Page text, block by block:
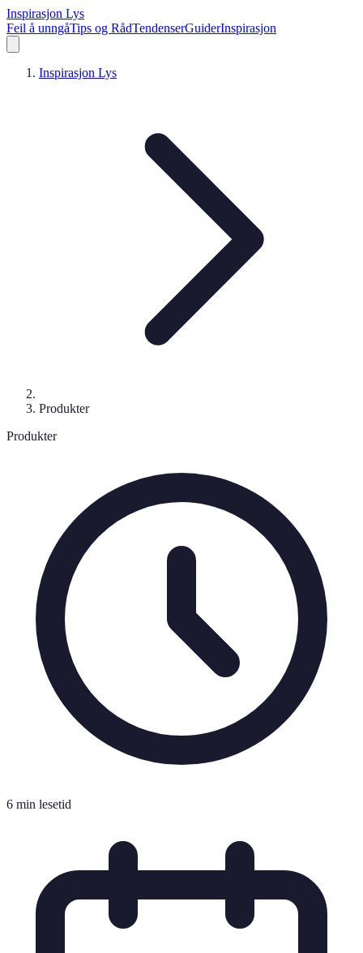
Inspirasjon Lys
Feil å unngåTips og RådTendenserGuiderInspirasjon
Inspirasjon Lys
Produkter
Produkter
6 min lesetid